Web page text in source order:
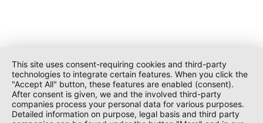
This site uses consent-requiring cookies and third-party
technologies to integrate certain features. When you click the
"Accept All" button, these features are enabled (consent).
After consent is given, we and the involved third-party
companies process your personal data for various purposes.
Detailed information on purpose, legal basis and third party